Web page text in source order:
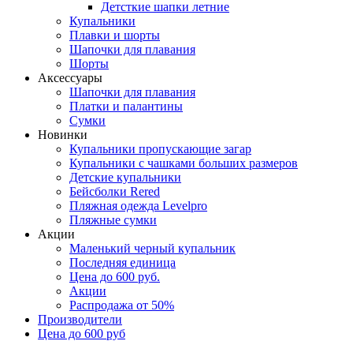
Детсткие шапки летние
Купальники
Плавки и шорты
Шапочки для плавания
Шорты
Аксессуары
Шапочки для плавания
Платки и палантины
Сумки
Новинки
Купальники пропускающие загар
Купальники с чашками больших размеров
Детские купальники
Бейсболки Rered
Пляжная одежда Levelpro
Пляжные сумки
Акции
Маленький черный купальник
Последняя единица
Цена до 600 руб.
Акции
Распродажа от 50%
Производители
Цена до 600 руб